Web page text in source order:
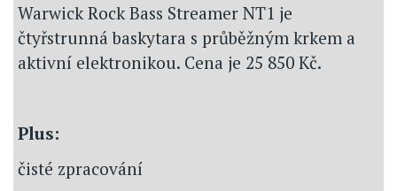
Warwick Rock Bass Streamer NT1 je
čtyřstrunná baskytara s průběžným krkem a
aktivní elektronikou. Cena je 25 850 Kč.
Plus:
čisté zpracování